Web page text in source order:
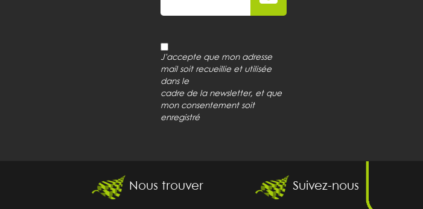
J'accepte que mon adresse
mail soit recueillie et utilisée
dans le
cadre de la newsletter, et que
mon consentement soit
enregistré
Nous trouver Suivez-nous